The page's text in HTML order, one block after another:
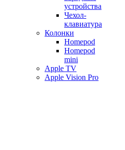
устройства
Чехол-
клавиатура
Колонки
Homepod
Homepod
mini
Apple TV
Apple Vision Pro